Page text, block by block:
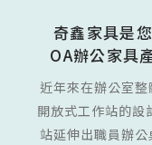
奇鑫家具是
OA辦公家具
近年來在辦公室
開放式工作站的設
站延伸出職員辦